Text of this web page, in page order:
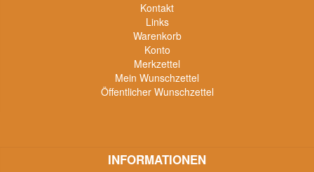
Kontakt
Links
Warenkorb
Konto
Merkzettel
Mein Wunschzettel
Öffentlicher Wunschzettel
INFORMATIONEN